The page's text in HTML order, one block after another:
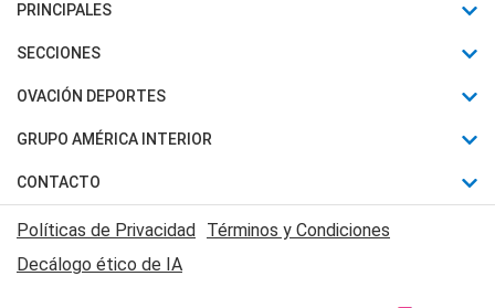
PRINCIPALES
Últimas Noticias
Política
Judiciales
Economia
SECCIONES
Horóscopo
Motores
Trucos caseros
Series y Películas
Edictos y Solicitadas
OVACIÓN DEPORTES
Fútbol
Mundial
Automovilismo
Rugby
GRUPO AMÉRICA INTERIOR
Canal 7 en Vivo
CONTACTO
Acerca de Nosotros
Contactanos
Políticas de Privacidad Términos y Condiciones
Decálogo ético de IA